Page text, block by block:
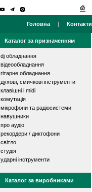
Головна | Контакти
Каталог за призначенням
dj обладнання
відеообладнання
гітарне обладнання
духові, смичкові інструменти
клавішні і midi
комутація
мікрофони та радіосистеми
навушники
про аудіо
рекордери / диктофони
світло
студія
ударні інструменти
Каталог за виробниками